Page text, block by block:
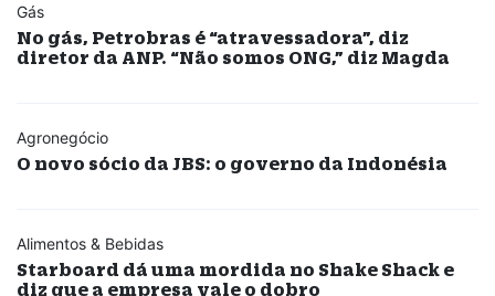
Gás
No gás, Petrobras é “atravessadora”, diz
diretor da ANP. “Não somos ONG,” diz Magda
Agronegócio
O novo sócio da JBS: o governo da Indonésia
Alimentos & Bebidas
Starboard dá uma mordida no Shake Shack e
diz que a empresa vale o dobro